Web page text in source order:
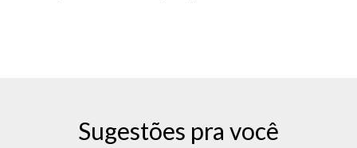
Sugestões pra você